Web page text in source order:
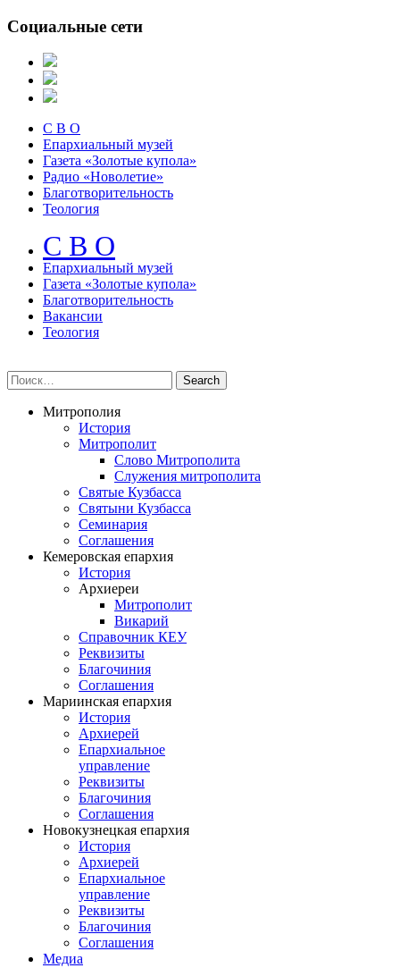
Социальные сети
С В О
Епархиальный музей
Газета «Золотые купола»
Радио «Новолетие»
Благотворительность
Теология
С В О
Епархиальный музeй
Газета «Золотые купола»
Благотворительность
Вакансии
Теология
Митрополия
История
Митрополит
Слово Митрополита
Служения митрополита
Святые Кузбасса
Святыни Кузбасса
Семинария
Соглашения
Кемеровская епархия
История
Архиереи
Митрополит
Викарий
Справочник КЕУ
Реквизиты
Благочиния
Соглашения
Мариинская епархия
История
Архиерей
Епархиальное
управление
Реквизиты
Благочиния
Соглашения
Новокузнецкая епархия
История
Архиерей
Епархиальное
управление
Реквизиты
Благочиния
Соглашения
Медиа